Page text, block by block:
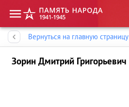
Вернуться на главную страницу
Зорин Дмитрий Григорьевич
Память народа